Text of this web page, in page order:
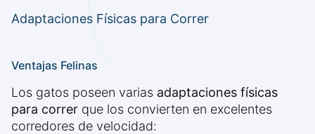
Adaptaciones Físicas para Correr
Ventajas Felinas
Los gatos poseen varias adaptaciones físicas
para correr que los convierten en excelentes
corredores de velocidad: